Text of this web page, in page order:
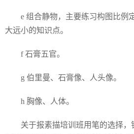
e 组合静物，主要练习构图比例
大远小的知识点。
f 石膏五官。
g 伯里曼、石膏像、人头像。
h 胸像、人体。
关于报素描培训班用笔的选择，